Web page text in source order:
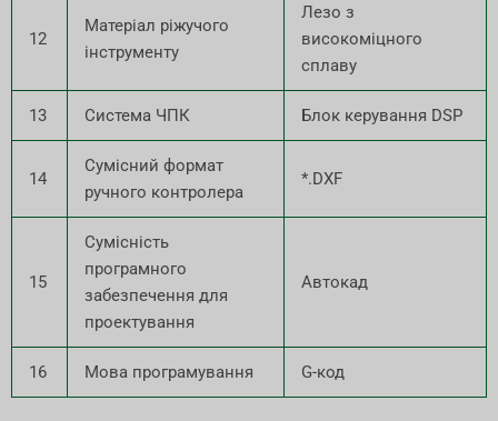
12
Матеріал ріжучого
інструменту
Лезо з
високоміцного
сплаву
13 Система ЧПК Блок керування DSP
14
Сумісний формат
ручного контролера
*.DXF
15
Сумісність
програмного
забезпечення для
проектування
Автокад
16 Мова програмування G-код